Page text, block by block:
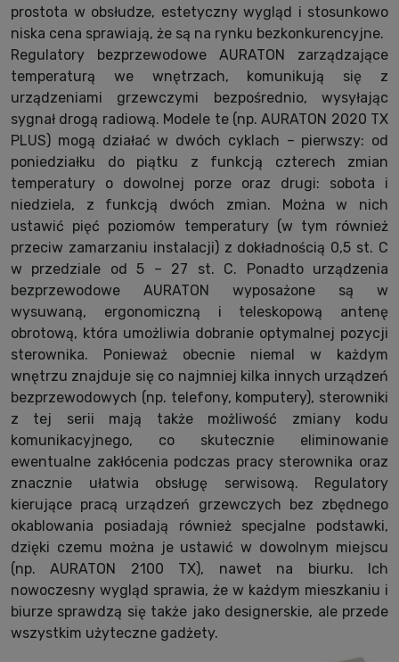
prostota w obsłudze, estetyczny wygląd i stosunkowo
niska cena sprawiają, że są na rynku bezkonkurencyjne.
Regulatory bezprzewodowe AURATON zarządzające
temperaturą we wnętrzach, komunikują się z
urządzeniami grzewczymi bezpośrednio, wysyłając
sygnał drogą radiową. Modele te (np. AURATON 2020 TX
PLUS) mogą działać w dwóch cyklach – pierwszy: od
poniedziałku do piątku z funkcją czterech zmian
temperatury o dowolnej porze oraz drugi: sobota i
niedziela, z funkcją dwóch zmian. Można w nich
ustawić pięć poziomów temperatury (w tym również
przeciw zamarzaniu instalacji) z dokładnością 0,5 st. C
w przedziale od 5 – 27 st. C. Ponadto urządzenia
bezprzewodowe AURATON wyposażone są w
wysuwaną, ergonomiczną i teleskopową antenę
obrotową, która umożliwia dobranie optymalnej pozycji
sterownika. Ponieważ obecnie niemal w każdym
wnętrzu znajduje się co najmniej kilka innych urządzeń
bezprzewodowych (np. telefony, komputery), sterowniki
z tej serii mają także możliwość zmiany kodu
komunikacyjnego, co skutecznie eliminowanie
ewentualne zakłócenia podczas pracy sterownika oraz
znacznie ułatwia obsługę serwisową. Regulatory
kierujące pracą urządzeń grzewczych bez zbędnego
okablowania posiadają również specjalne podstawki,
dzięki czemu można je ustawić w dowolnym miejscu
(np. AURATON 2100 TX), nawet na biurku. Ich
nowoczesny wygląd sprawia, że w każdym mieszkaniu i
biurze sprawdzą się także jako designerskie, ale przede
wszystkim użyteczne gadżety.